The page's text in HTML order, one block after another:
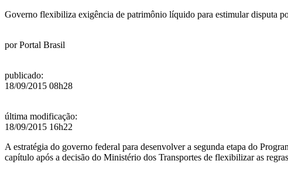
modelo
Governo flexibiliza exigência de patrimônio líquido para estimular disputa
porPortal Brasil
publicado:
18/09/2015 08h28
última modificação:
18/09/2015 16h22
A estratégia do governo federal para desenvolver a segunda etapa do
capítulo após a decisão do Ministério dos Transportes de flexibilizar as